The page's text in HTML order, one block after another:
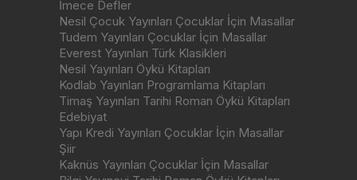
İmece Defler
Nesil Çocuk Yayınları Çocuklar İçin Masallar
Tudem Yayınları Çocuklar İçin Masallar
Everest Yayınları Türk Klasikleri
Nesil Yayınları Öykü Kitapları
Kodlab Yayınları Programlama Kitapları
Timaş Yayınları Tarihi Roman Öykü Kitapları
Edebiyat
Yapı Kredi Yayınları Çocuklar İçin Masallar
Şiir
Kaknüs Yayınları Çocuklar İçin Masallar